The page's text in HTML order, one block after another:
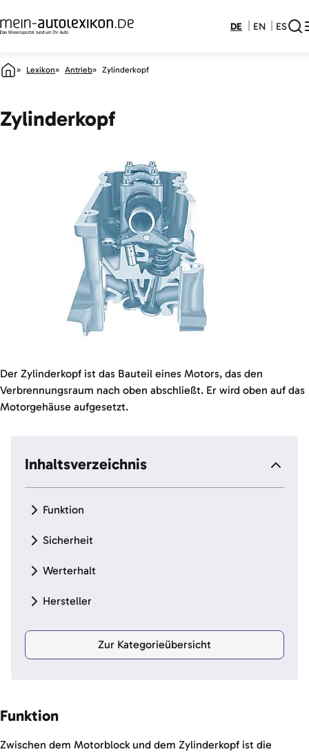
DE EN ES
Lexikon Antrieb Zylinderkopf
Zylinderkopf
Der Zylinderkopf ist das Bauteil eines Motors, das den
Verbrennungsraum nach oben abschließt. Er wird oben auf das
Motorgehäuse aufgesetzt.
Inhaltsverzeichnis
Funktion
Sicherheit
Werterhalt
Hersteller
Zur Kategorieübersicht
Funktion
Zwischen dem Motorblock und dem Zylinderkopf ist die